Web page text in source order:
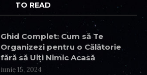
TO READ
Ghid Complet: Cum să Te
Organizezi pentru o Călătorie
fără să Uiți Nimic Acasă
iunie 15, 2024